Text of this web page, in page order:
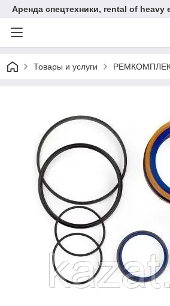
Аренда спецтехники, rental of heavy
Товары и услуги